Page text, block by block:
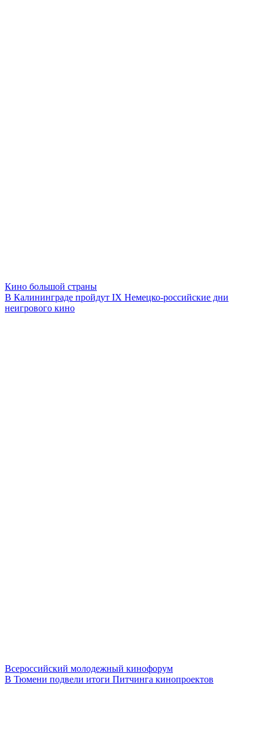
Кино большой страны
В Калининграде пройдут IX Немецко-российские дни
неигрового кино
Всероссийский молодежный кинофорум
В Тюмени подвели итоги Питчинга кинопроектов